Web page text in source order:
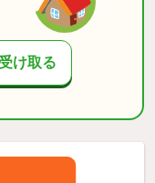
け取る